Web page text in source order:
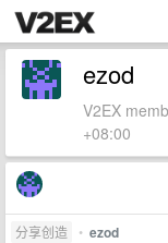
ezod
V2EX
+08:00
分享创造 • ezod